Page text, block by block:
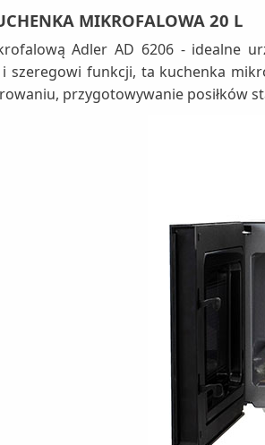
MIKROFALOWA 20 L
Adler AD 6206 - idealne
szeregowi funkcji, ta kuchenka
przygotowywanie posiłków